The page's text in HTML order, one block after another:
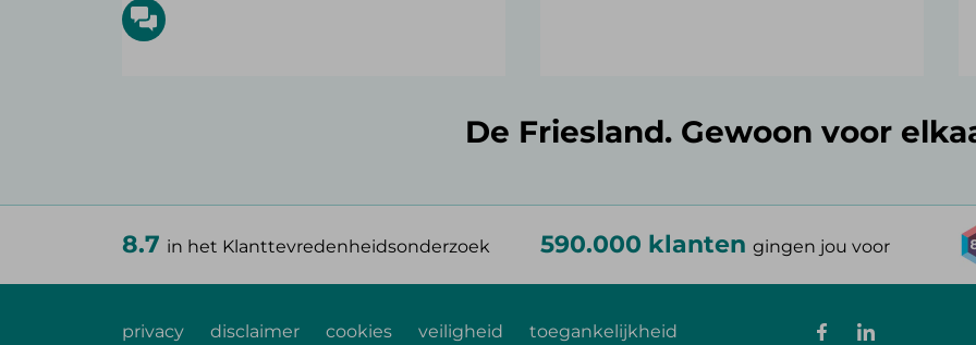
De Friesland. Gewoon voor
8.7 in het Klanttevredenheidsonderzoek 590.000 klanten gingen jou voor
privacy disclaimer cookies veiligheid toegankelijkheid